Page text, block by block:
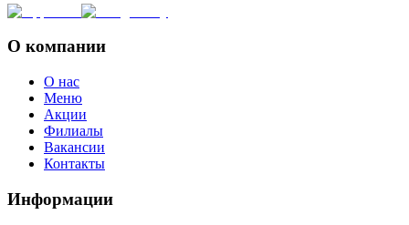
О компании
О нас
Меню
Акции
Филиалы
Вакансии
Контакты
Информации